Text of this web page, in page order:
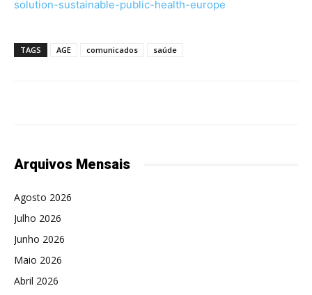
solution-sustainable-public-health-europe
TAGS AGE comunicados saúde
Arquivos Mensais
Agosto 2026
Julho 2026
Junho 2026
Maio 2026
Abril 2026